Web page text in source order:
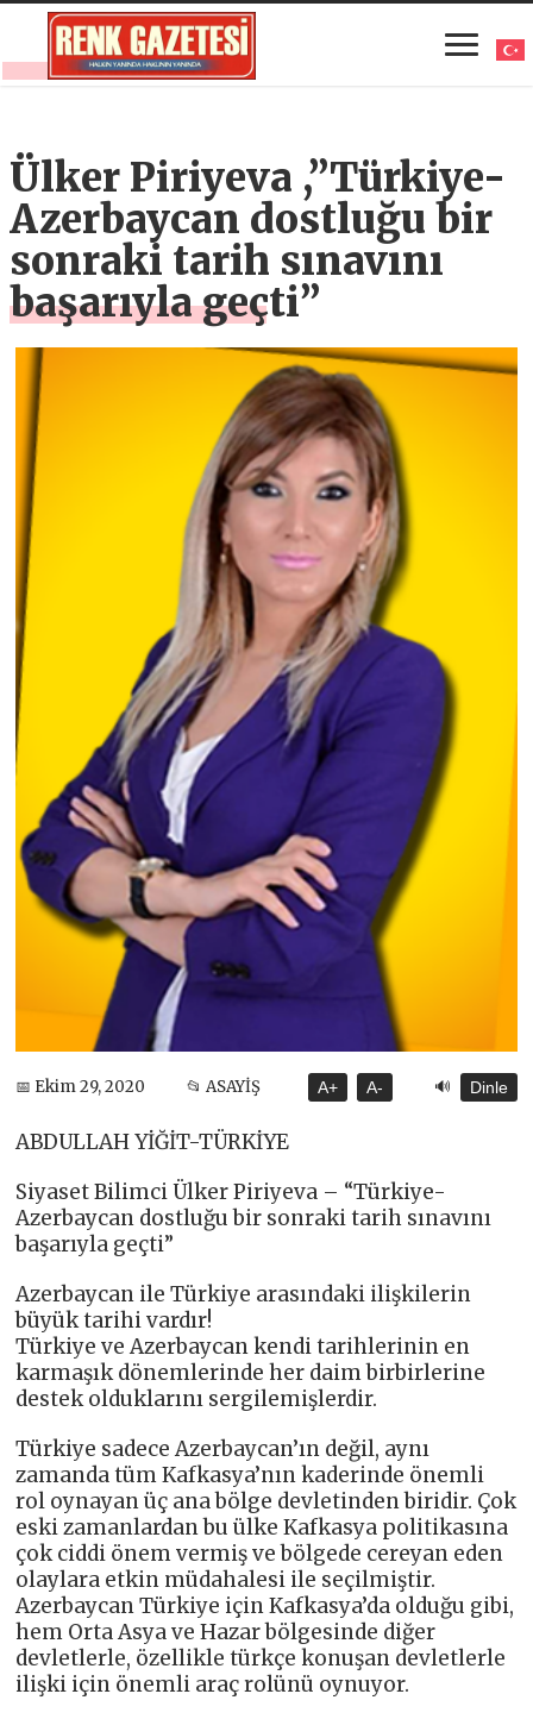
Ülker Piriyeva ,”Türkiye-
Azerbaycan dostluğu bir
sonraki tarih sınavını
başarıyla geçti”
📅 Ekim 29, 2020 📂 ASAYİŞ A+ A- 🔊 Dinle
ABDULLAH YİĞİT-TÜRKİYE
Siyaset Bilimci Ülker Piriyeva – “Türkiye-
Azerbaycan dostluğu bir sonraki tarih sınavını
başarıyla geçti”
Azerbaycan ile Türkiye arasındaki ilişkilerin
büyük tarihi vardır!
Türkiye ve Azerbaycan kendi tarihlerinin en
karmaşık dönemlerinde her daim birbirlerine
destek olduklarını sergilemişlerdir.
Türkiye sadece Azerbaycan’ın değil, aynı
zamanda tüm Kafkasya’nın kaderinde önemli
rol oynayan üç ana bölge devletinden biridir. Çok
eski zamanlardan bu ülke Kafkasya politikasına
çok ciddi önem vermiş ve bölgede cereyan eden
olaylara etkin müdahalesi ile seçilmiştir.
Azerbaycan Türkiye için Kafkasya’da olduğu gibi,
hem Orta Asya ve Hazar bölgesinde diğer
devletlerle, özellikle türkçe konuşan devletlerle
ilişki için önemli araç rolünü oynuyor.